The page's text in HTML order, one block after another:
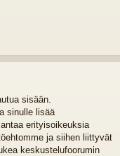
sisään.
sinulle lisää
erityisoikeuksia
ja siihen liittyvät
keskustelufoorumin